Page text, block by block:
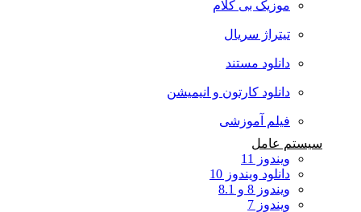
موزیک بی کلام
تیتراژ سریال
دانلود مستند
دانلود کارتون و انیمیشن
فیلم آموزشی
سیستم عامل
ویندوز 11
دانلود ویندوز 10
ویندوز 8 و 8.1
ویندوز 7